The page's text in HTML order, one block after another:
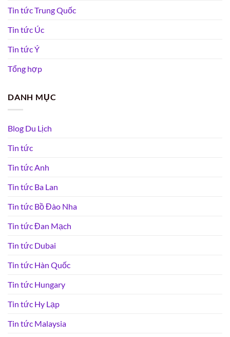
Tin tức Trung Quốc
Tin tức Úc
Tin tức Ý
Tổng hợp
DANH MỤC
Blog Du Lịch
Tin tức
Tin tức Anh
Tin tức Ba Lan
Tin tức Bồ Đào Nha
Tin tức Đan Mạch
Tin tức Dubai
Tin tức Hàn Quốc
Tin tức Hungary
Tin tức Hy Lạp
Tin tức Malaysia